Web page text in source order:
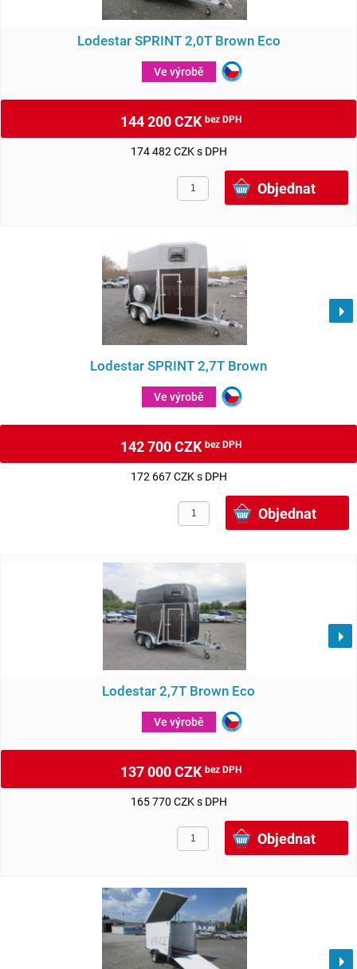
Lodestar SPRINT 2,0T Brown Eco
Ve výrobě
144 200 CZKbez DPH
174 482 CZK s DPH
Lodestar SPRINT 2,7T Brown
Ve výrobě
142 700 CZKbez DPH
172 667 CZK s DPH
Lodestar 2,7T Brown Eco
Ve výrobě
137 000 CZKbez DPH
165 770 CZK s DPH